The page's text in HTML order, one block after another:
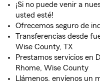
¡Si no puede venir a
usted esté!
Ofrecemos seguro de
Transferencias desde
Wise County, TX
Prestamos servicios en
Rhome, Wise County
Llámenos, envíenos un